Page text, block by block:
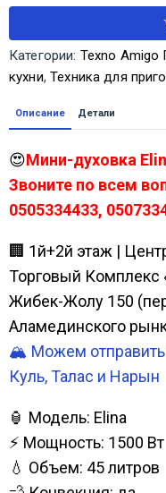
Категории: Texno Amigo
кухни,Техника для
Описание Детали
😍Мини-духовка
Звоните по всем
0505334433,
🏢 1й+2й этаж |
Торговый Комплекс
Жибек-Жолу 150
Аламединского
🏔️ Можем
Куль, Талас и Нарын
🏮 Модель: Elina
⚡ Мощность: 1500 Вт
💧 Объем: 45 литров